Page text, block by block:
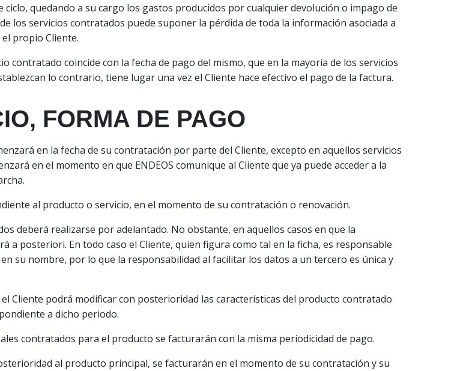
quedando a su cargo los gastos producidos por cualquier devolución o impago de
los servicios contratados puede suponer la pérdida de toda la información asociada a
propio Cliente.
contratado coincide con la fecha de pago del mismo, que en la mayoría de los servicios
lo contrario, tiene lugar una vez el Cliente hace efectivo el pago de la factura.
FORMA DE PAGO
en la fecha de su contratación por parte del Cliente, excepto en aquellos servicios
en el momento en que ENDEOS comunique al Cliente que ya puede acceder a la
al producto o servicio, en el momento de su contratación o renovación.
deberá realizarse por adelantado. No obstante, en aquellos casos en que la
a posteriori. En todo caso el Cliente, quien figura como tal en la ficha, es responsable
su nombre, por lo que la responsabilidad al facilitar los datos a un tercero es única y
Cliente podrá modificar con posterioridad las características del producto contratado
a dicho periodo.
contratados para el producto se facturarán con la misma periodicidad de pago.
al producto principal, se facturarán en el momento de su contratación y su